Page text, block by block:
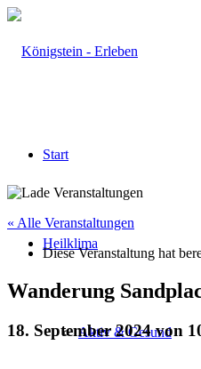
Start
Heilklima
Aktiv & Gesund
« Alle Veranstaltungen
Diese Veranstaltung hat
Wanderung
18. September 2024 von